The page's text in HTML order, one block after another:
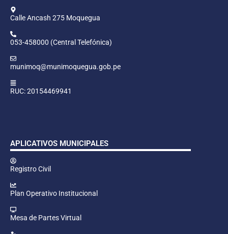
Calle Ancash 275 Moquegua
053-458000 (Central Telefónica)
munimoq@munimoquegua.gob.pe
RUC: 20154469941
APLICATIVOS MUNICIPALES
Registro Civil
Plan Operativo Institucional
Mesa de Partes Virtual